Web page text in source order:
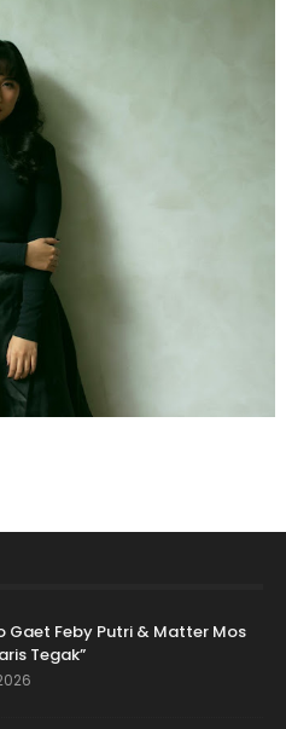
Gaet Feby Putri & Matter Mos
Tegak”